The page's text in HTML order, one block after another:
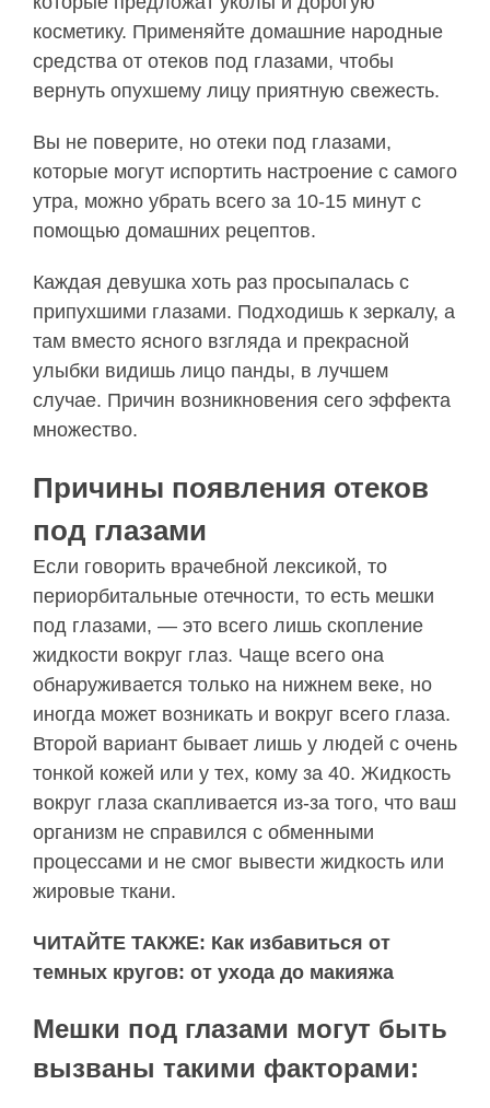
косметику. Применяйте домашние народные
средства от отеков под глазами, чтобы
вернуть опухшему лицу приятную свежесть.
Вы не поверите, но отеки под глазами,
которые могут испортить настроение с самого
утра, можно убрать всего за 10-15 минут с
помощью домашних рецептов.
Каждая девушка хоть раз просыпалась с
припухшими глазами. Подходишь к зеркалу, а
там вместо ясного взгляда и прекрасной
улыбки видишь лицо панды, в лучшем
случае. Причин возникновения сего эффекта
множество.
Причины появления отеков
под глазами
Если говорить врачебной лексикой, то
периорбитальные отечности, то есть мешки
под глазами, — это всего лишь скопление
жидкости вокруг глаз. Чаще всего она
обнаруживается только на нижнем веке, но
иногда может возникать и вокруг всего глаза.
Второй вариант бывает лишь у людей с очень
тонкой кожей или у тех, кому за 40. Жидкость
вокруг глаза скапливается из-за того, что ваш
организм не справился с обменными
процессами и не смог вывести жидкость или
жировые ткани.
ЧИТАЙТЕ ТАКЖЕ: Как избавиться от
темных кругов: от ухода до макияжа
Мешки под глазами могут быть
вызваны такими факторами: